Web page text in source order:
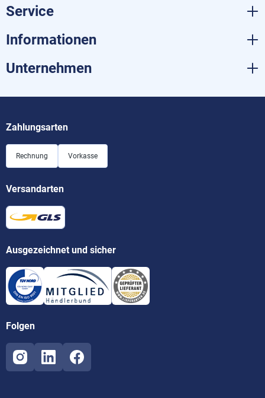
Service
Informationen
Unternehmen
Zahlungsarten
Rechnung Vorkasse
Versandarten
Ausgezeichnet und sicher
Folgen